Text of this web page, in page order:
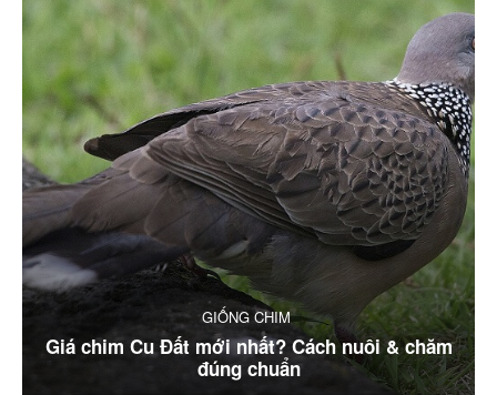
GIỐNG CHIM
Giá chim Cu Đất mới nhất? Cách nuôi & chăm
đúng chuẩn